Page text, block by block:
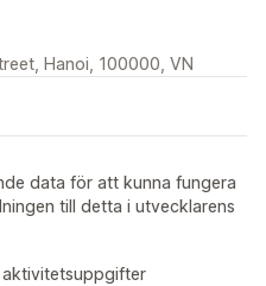
Hanoi, 100000, VN
data för att kunna fungera
till detta i utvecklarens
aktivitetsuppgifter